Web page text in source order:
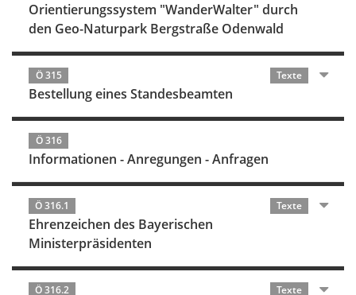
Orientierungssystem "WanderWalter" durch
den Geo-Naturpark Bergstraße Odenwald
Ö 315 Texte
Bestellung eines Standesbeamten
Ö 316
Informationen - Anregungen - Anfragen
Ö 316.1 Texte
Ehrenzeichen des Bayerischen
Ministerpräsidenten
Ö 316.2 Texte